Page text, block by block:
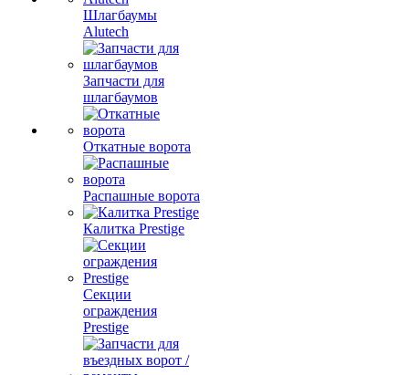
Шлагбаумы
Alutech
Запчасти для
шлагбаумов
Откатные ворота
Распашные ворота
Калитка Prestige
Секции
ограждения
Prestige